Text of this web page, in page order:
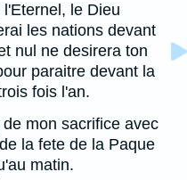
le Dieu
les nations devant
nul ne desirera ton
paraitre devant la
fois l'an.
mon sacrifice avec
la fete de la Paque
matin.